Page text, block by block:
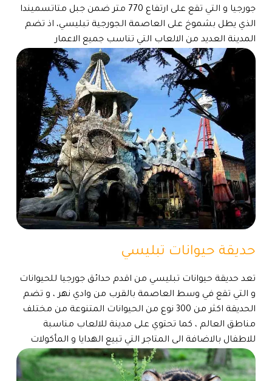
جورجيا و التي تقع على ارتفاع 770 متر ضمن جبل متاتسميندا
الذي يطل بشموخ على العاصمة الجورجية تبليسي، اذ تضم
المدينة العديد من الالعاب التي تناسب جميع الاعمار
حديقة حيوانات تبليسي
تعد حديقة حيوانات تبليسي من اقدم حدائق جورجيا للحيوانات
و التي تقع في وسط العاصمة بالقرب من وادي نهر ، و تضم
الحديقة اكثر من 300 نوع من الحيوانات المتنوعة من مختلف
مناطق العالم ، كما تحتوي على مدينة للالعاب مناسبة
للاطفال بالاضافة الى المتاجر التي تبيع الهدايا و المأكولات